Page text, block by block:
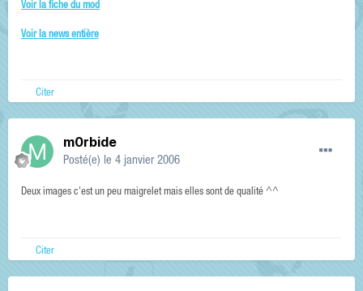
Voir la fiche du mod
Voir la news entière
Citer
m0rbide
Posté(e) le 4 janvier 2006
Deux images c'est un peu maigrelet mais elles sont de qualité ^^
Citer